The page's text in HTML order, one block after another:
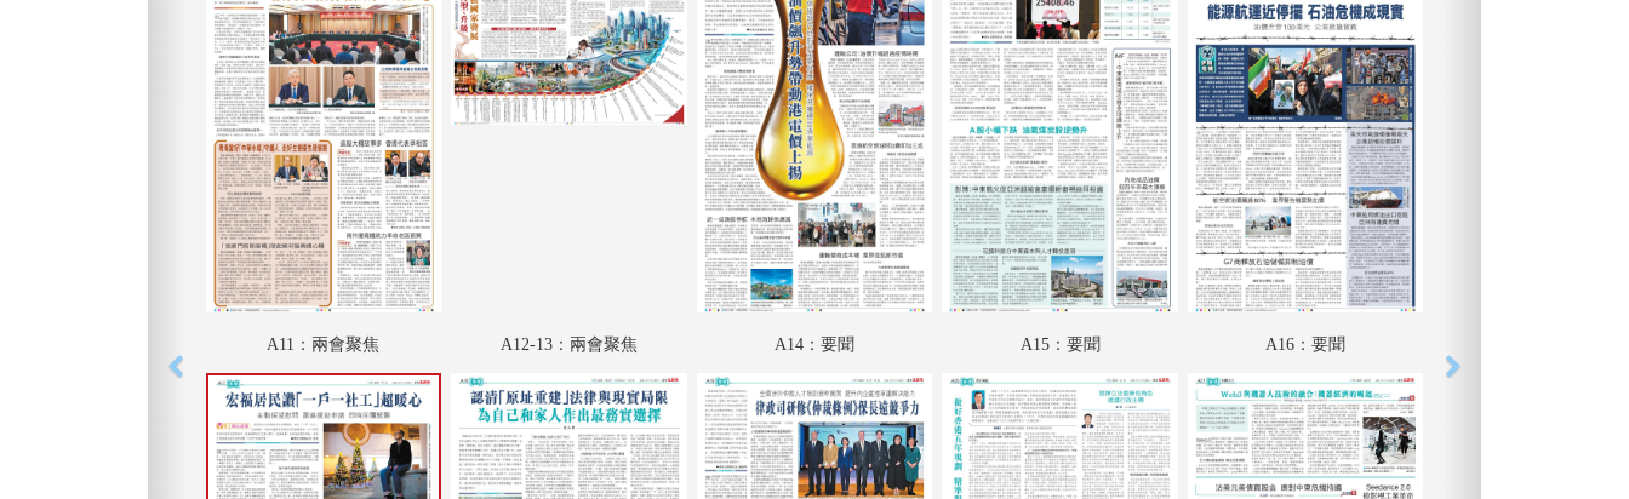
A20：香江載道
A21：財經論壇
A22：文匯園
A23：國際專題
A24：國際
B01：財經
B02：財經
B04：魅力衣妝
B05：采風
A11：兩會聚焦 A12-13：兩會聚焦 A14：要聞 A15：要聞 A16：要聞